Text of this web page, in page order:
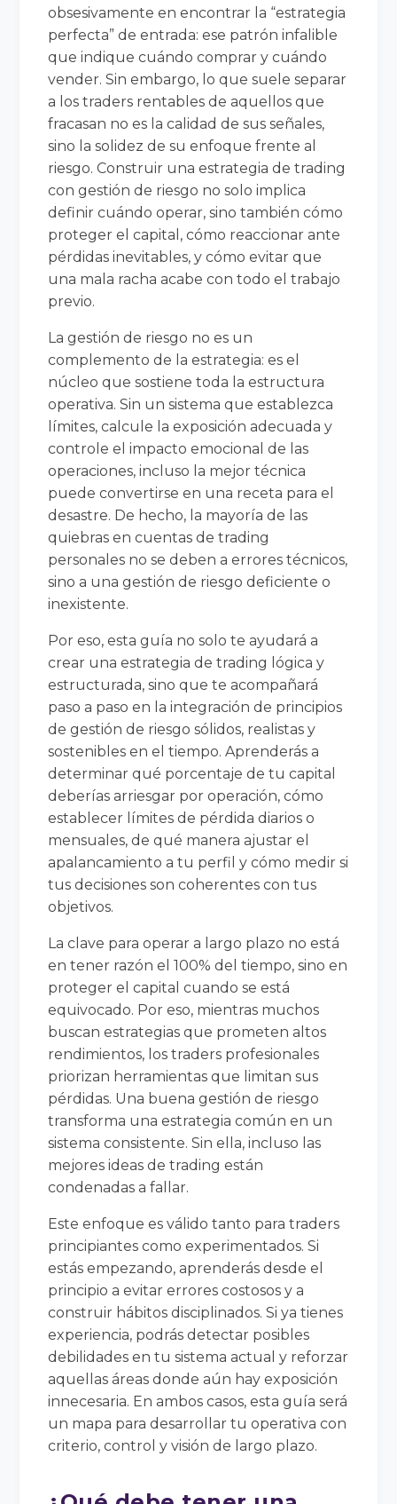
obsesivamente en encontrar la “estrategia
perfecta” de entrada: ese patrón infalible
que indique cuándo comprar y cuándo
vender. Sin embargo, lo que suele separar
a los traders rentables de aquellos que
fracasan no es la calidad de sus señales,
sino la solidez de su enfoque frente al
riesgo. Construir una estrategia de trading
con gestión de riesgo no solo implica
definir cuándo operar, sino también cómo
proteger el capital, cómo reaccionar ante
pérdidas inevitables, y cómo evitar que
una mala racha acabe con todo el trabajo
previo.
La gestión de riesgo no es un
complemento de la estrategia: es el
núcleo que sostiene toda la estructura
operativa. Sin un sistema que establezca
límites, calcule la exposición adecuada y
controle el impacto emocional de las
operaciones, incluso la mejor técnica
puede convertirse en una receta para el
desastre. De hecho, la mayoría de las
quiebras en cuentas de trading
personales no se deben a errores técnicos,
sino a una gestión de riesgo deficiente o
inexistente.
Por eso, esta guía no solo te ayudará a
crear una estrategia de trading lógica y
estructurada, sino que te acompañará
paso a paso en la integración de principios
de gestión de riesgo sólidos, realistas y
sostenibles en el tiempo. Aprenderás a
determinar qué porcentaje de tu capital
deberías arriesgar por operación, cómo
establecer límites de pérdida diarios o
mensuales, de qué manera ajustar el
apalancamiento a tu perfil y cómo medir si
tus decisiones son coherentes con tus
objetivos.
La clave para operar a largo plazo no está
en tener razón el 100% del tiempo, sino en
proteger el capital cuando se está
equivocado. Por eso, mientras muchos
buscan estrategias que prometen altos
rendimientos, los traders profesionales
priorizan herramientas que limitan sus
pérdidas. Una buena gestión de riesgo
transforma una estrategia común en un
sistema consistente. Sin ella, incluso las
mejores ideas de trading están
condenadas a fallar.
Este enfoque es válido tanto para traders
principiantes como experimentados. Si
estás empezando, aprenderás desde el
principio a evitar errores costosos y a
construir hábitos disciplinados. Si ya tienes
experiencia, podrás detectar posibles
debilidades en tu sistema actual y reforzar
aquellas áreas donde aún hay exposición
innecesaria. En ambos casos, esta guía será
un mapa para desarrollar tu operativa con
criterio, control y visión de largo plazo.